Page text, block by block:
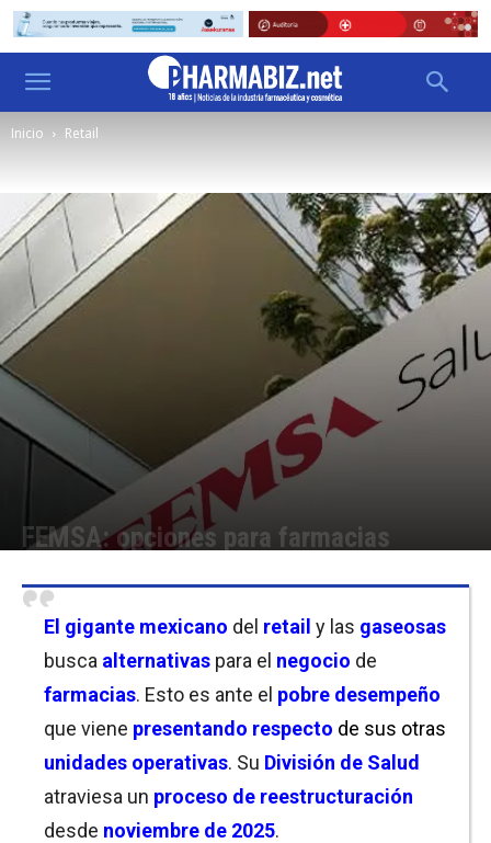
Inicio Retail
FEMSA: opciones para farmacias
El gigante mexicano del retail y las gaseosas
busca alternativas para el negocio de
farmacias. Esto es ante el pobre desempeño
que viene presentando respecto de sus otras
unidades operativas. Su División de Salud
atraviesa un proceso de reestructuración
desde noviembre de 2025.